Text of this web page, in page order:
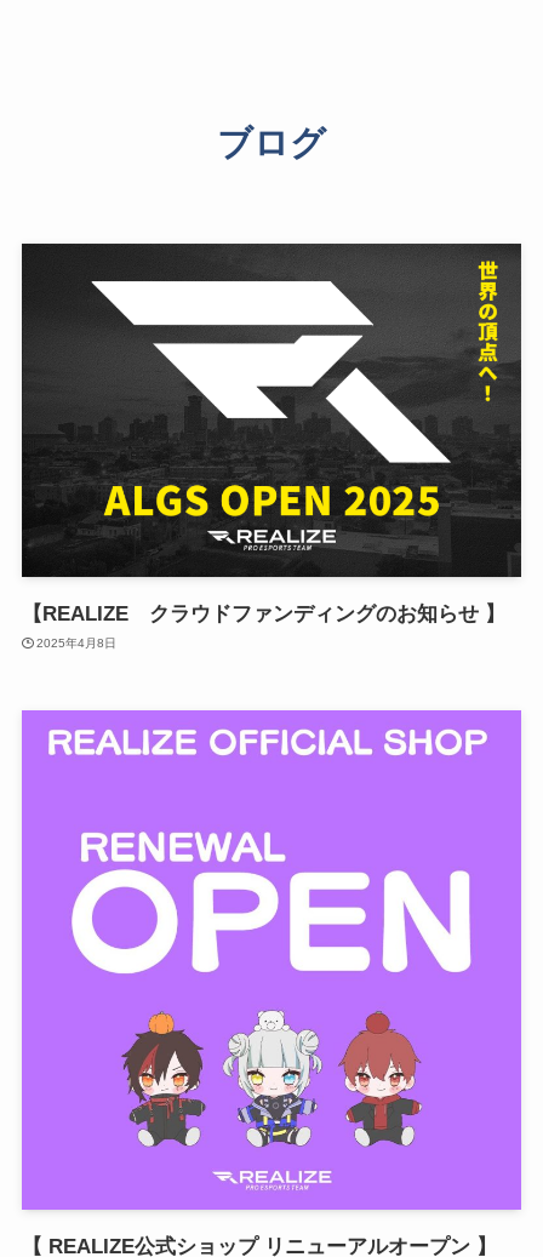
ブログ
【REALIZE クラウドファンディングのお知らせ 】
2025年4月8日
【 REALIZE公式ショップ リニューアルオープン 】